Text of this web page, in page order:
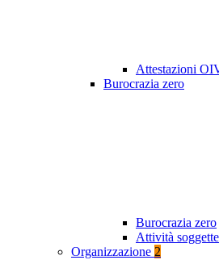
Attestazioni
Burocrazia zero
Burocrazia zero
Attività
Organizzazione 2